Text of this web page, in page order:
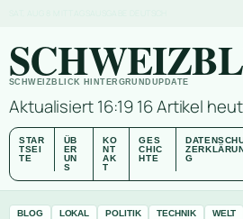
SCHWEIZBLICK HINTERGRUNDUPDATE
Aktualisiert 16:1916 Artikel
STAR
TSEI
TE
ÜB
ER
UN
S
KO
NT
AK
T
GES
CHIC
HTE
G
BLOG LOKAL POLITIK TECHNIK WELT